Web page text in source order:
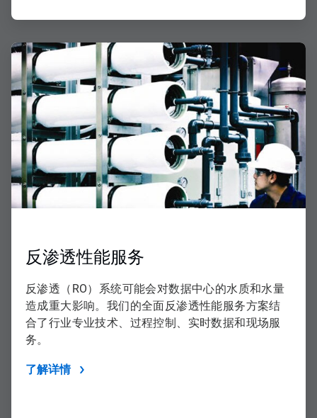
ArticleTile
，
共
反渗透性能服务
反渗透（RO）系统可能会对数据中心的水质和水量
造成重大影响。我们的全面反渗透性能服务方案结
合了行业专业技术、过程控制、实时数据和现场服
务。
了解详情